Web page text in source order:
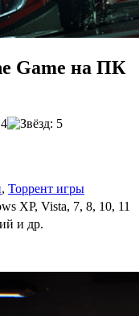
Game на ПК
, Торрент игры
XP, Vista, 7, 8, 10, 11
и др.